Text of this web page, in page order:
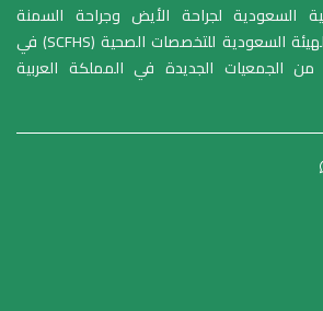
السعودية لجراحة الأيض وجراحة السمنة
(SASMBS) تحت مظلة الهيئة السعودية للتخصصات الصحية (SCFHS) في
من الجمعيات الجديدة في المملكة العربية